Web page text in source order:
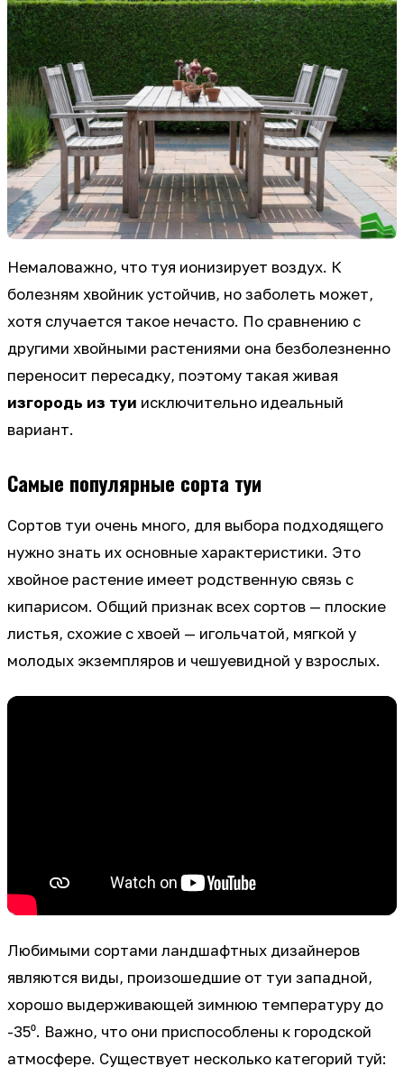
Немаловажно, что туя ионизирует воздух. К
болезням хвойник устойчив, но заболеть может,
хотя случается такое нечасто. По сравнению с
другими хвойными растениями она безболезненно
переносит пересадку, поэтому такая живая
изгородь из туи исключительно идеальный
вариант.
Самые популярные сорта туи
Сортов туи очень много, для выбора подходящего
нужно знать их основные характеристики. Это
хвойное растение имеет родственную связь с
кипарисом. Общий признак всех сортов — плоские
листья, схожие с хвоей — игольчатой, мягкой у
молодых экземпляров и чешуевидной у взрослых.
Любимыми сортами ландшафтных дизайнеров
являются виды, произошедшие от туи западной,
хорошо выдерживающей зимнюю температуру до
-35⁰. Важно, что они приспособлены к городской
атмосфере. Существует несколько категорий туй: